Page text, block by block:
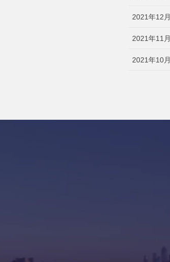
2021年12月
2021年11月
2021年10月